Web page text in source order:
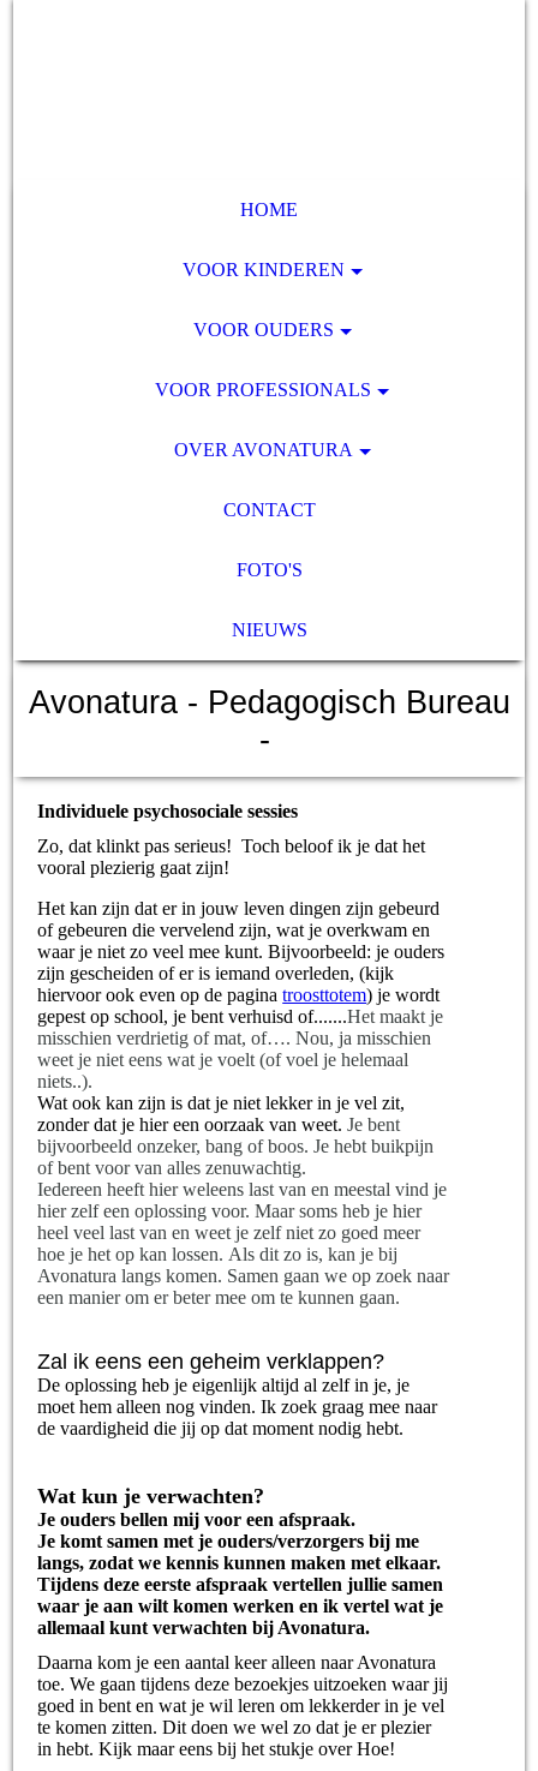
HOME
VOOR KINDEREN
VOOR OUDERS
VOOR PROFESSIONALS
OVER AVONATURA
CONTACT
FOTO'S
NIEUWS
Avonatura - Pedagogisch Bureau
-
Individuele psychosociale sessies
Zo, dat klinkt pas serieus! Toch beloof ik je dat het
vooral plezierig gaat zijn!
Het kan zijn dat er in jouw leven dingen zijn gebeurd
of gebeuren die vervelend zijn, wat je overkwam en
waar je niet zo veel mee kunt. Bijvoorbeeld: je ouders
zijn gescheiden of er is iemand overleden, (kijk
hiervoor ook even op de paginatroosttotem) je wordt
gepest op school, je bent verhuisd of.......Het maakt je
misschien verdrietig of mat, of…. Nou, ja misschien
weet je niet eens wat je voelt (of voel je helemaal
niets..).
Wat ook kan zijn is dat je niet lekker in je vel zit,
zonder dat je hier een oorzaak van weet.Je bent
bijvoorbeeld onzeker, bang of boos. Je hebt buikpijn
of bent voor van alles zenuwachtig.
Iedereen heeft hier weleens last van en meestal vind je
hier zelf een oplossing voor. Maar soms heb je hier
heel veel last van en weet je zelf niet zo goed meer
hoe je het op kan lossen. Als dit zo is, kan je bij
Avonatura langs komen. Samen gaan we op zoek naar
een manier om er beter mee om te kunnen gaan.
Zal ik eens een geheim verklappen?
De oplossing heb je eigenlijk altijd al zelf in je, je
moet hem alleen nog vinden. Ik zoek graag mee naar
de vaardigheid die jij op dat moment nodig hebt.
Wat kun je verwachten?
Je ouders bellen mij voor een afspraak.
Je komt samen met je ouders/verzorgers bij me
langs, zodat we kennis kunnen maken met elkaar.
Tijdens deze eerste afspraak vertellen jullie samen
waar je aan wilt komen werken en ik vertel wat je
allemaal kunt verwachten bij Avonatura.
Daarna kom je een aantal keer alleen naar Avonatura
toe. We gaan tijdens deze bezoekjes uitzoeken waar jij
goed in bent en wat je wil leren om lekkerder in je vel
te komen zitten. Dit doen we wel zo dat je er plezier
in hebt. Kijk maar eens bij het stukje over Hoe!